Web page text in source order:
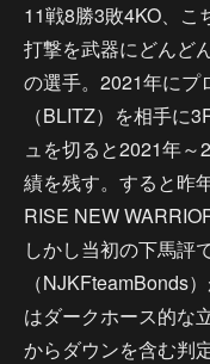
11戦8勝3敗4KO、こ
打撃を武器にどんど
の選手。2021年にプ
（BLITZ）を相手に
ュを切ると2021年
績を残す。すると昨
RISE NEW
しかし当初の下馬評
（NJKFteamBonds
はダークホース的な
からダウンを含む判